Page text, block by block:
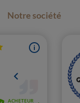
Notre société